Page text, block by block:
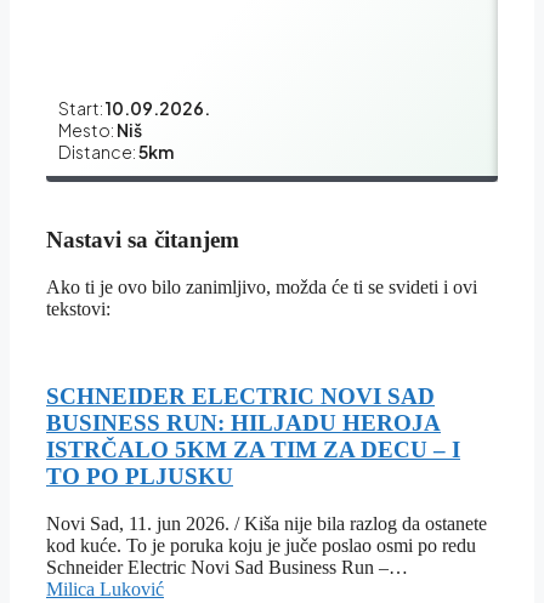
Start:10.09.2026.
Mesto: Niš
Distance:5km
Nastavi sa čitanjem
Ako ti je ovo bilo zanimljivo, možda će ti se svideti i ovi
tekstovi:
SCHNEIDER ELECTRIC NOVI SAD
BUSINESS RUN: HILJADU HEROJA
ISTRČALO 5KM ZA TIM ZA DECU – I
TO PO PLJUSKU
Novi Sad, 11. jun 2026. / Kiša nije bila razlog da ostanete
kod kuće. To je poruka koju je juče poslao osmi po redu
Schneider Electric Novi Sad Business Run –…
Milica Luković